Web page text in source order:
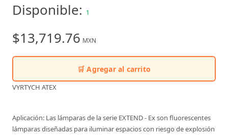
Disponible: 1
$13,719.76 MXN
🛒 Agregar al carrito
VYRTYCH ATEX
Aplicación: Las lámparas de la serie EXTEND - Ex son fluorescentes
lámparas diseñadas para iluminar espacios con riesgo de explosión